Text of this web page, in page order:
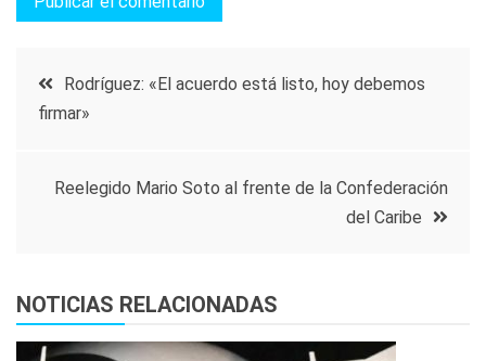
Navegación
entradas
Rodríguez: «El acuerdo está listo, hoy debemos
firmar»
Reelegido Mario Soto al frente de la Confederación
del Caribe
NOTICIAS RELACIONADAS